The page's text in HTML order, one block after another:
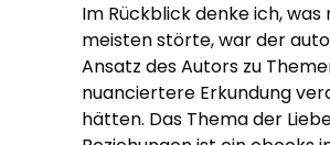
Im Rückblick denke ich, was
meisten störte, war der
Ansatz des Autors zu
nuanciertere Erkundung
hätten. Das Thema der